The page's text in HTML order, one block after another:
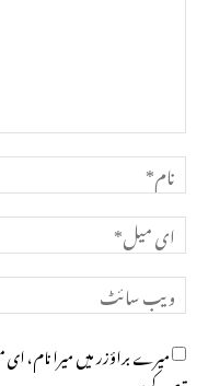
تبصرہ
میرے براؤزر میں میرا نام، ای